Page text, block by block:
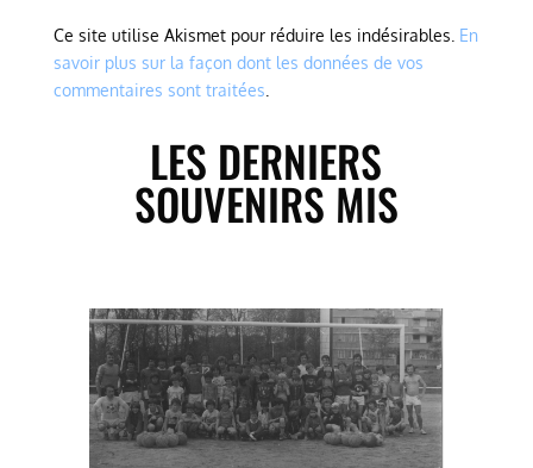
Ce site utilise Akismet pour réduire les indésirables. En
savoir plus sur la façon dont les données de vos
commentaires sont traitées
LES DERNIERS
SOUVENIRS MIS